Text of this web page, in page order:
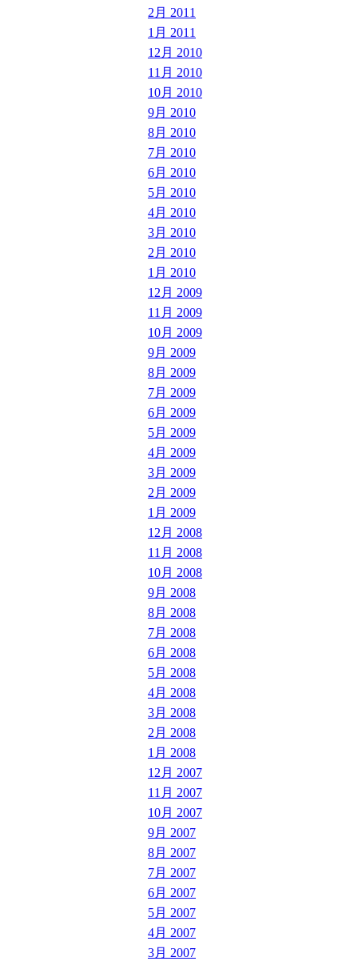
2月 2011
1月 2011
12月 2010
11月 2010
10月 2010
9月 2010
8月 2010
7月 2010
6月 2010
5月 2010
4月 2010
3月 2010
2月 2010
1月 2010
12月 2009
11月 2009
10月 2009
9月 2009
8月 2009
7月 2009
6月 2009
5月 2009
4月 2009
3月 2009
2月 2009
1月 2009
12月 2008
11月 2008
10月 2008
9月 2008
8月 2008
7月 2008
6月 2008
5月 2008
4月 2008
3月 2008
2月 2008
1月 2008
12月 2007
11月 2007
10月 2007
9月 2007
8月 2007
7月 2007
6月 2007
5月 2007
4月 2007
3月 2007